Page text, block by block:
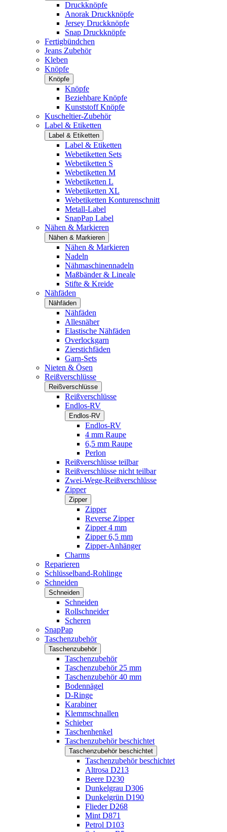
Druckknöpfe
Anorak Druckknöpfe
Jersey Druckknöpfe
Snap Druckknöpfe
Fertigbündchen
Jeans Zubehör
Kleben
Knöpfe
Knöpfe
Knöpfe
Beziehbare Knöpfe
Kunststoff Knöpfe
Kuscheltier-Zubehör
Label & Etiketten
Label & Etiketten
Label & Etiketten
Webetiketten Sets
Webetiketten S
Webetiketten M
Webetiketten L
Webetiketten XL
Webetiketten Konturenschnitt
Metall-Label
SnapPap Label
Nähen & Markieren
Nähen & Markieren
Nähen & Markieren
Nadeln
Nähmaschinennadeln
Maßbänder & Lineale
Stifte & Kreide
Nähfäden
Nähfäden
Nähfäden
Allesnäher
Elastische Nähfäden
Overlockgarn
Zierstichfäden
Garn-Sets
Nieten & Ösen
Reißverschlüsse
Reißverschlüsse
Reißverschlüsse
Endlos-RV
Endlos-RV
Endlos-RV
4 mm Raupe
6,5 mm Raupe
Perlon
Reißverschlüsse teilbar
Reißverschlüsse nicht teilbar
Zwei-Wege-Reißverschlüsse
Zipper
Zipper
Zipper
Reverse Zipper
Zipper 4 mm
Zipper 6,5 mm
Zipper-Anhänger
Charms
Reparieren
Schlüsselband-Rohlinge
Schneiden
Schneiden
Schneiden
Rollschneider
Scheren
SnapPap
Taschenzubehör
Taschenzubehör
Taschenzubehör
Taschenzubehör 25 mm
Taschenzubehör 40 mm
Bodennägel
D-Ringe
Karabiner
Klemmschnallen
Schieber
Taschenhenkel
Taschenzubehör beschichtet
Taschenzubehör beschichtet
Taschenzubehör beschichtet
Altrosa D213
Beere D230
Dunkelgrau D306
Dunkelgrün D190
Flieder D268
Mint D871
Petrol D103